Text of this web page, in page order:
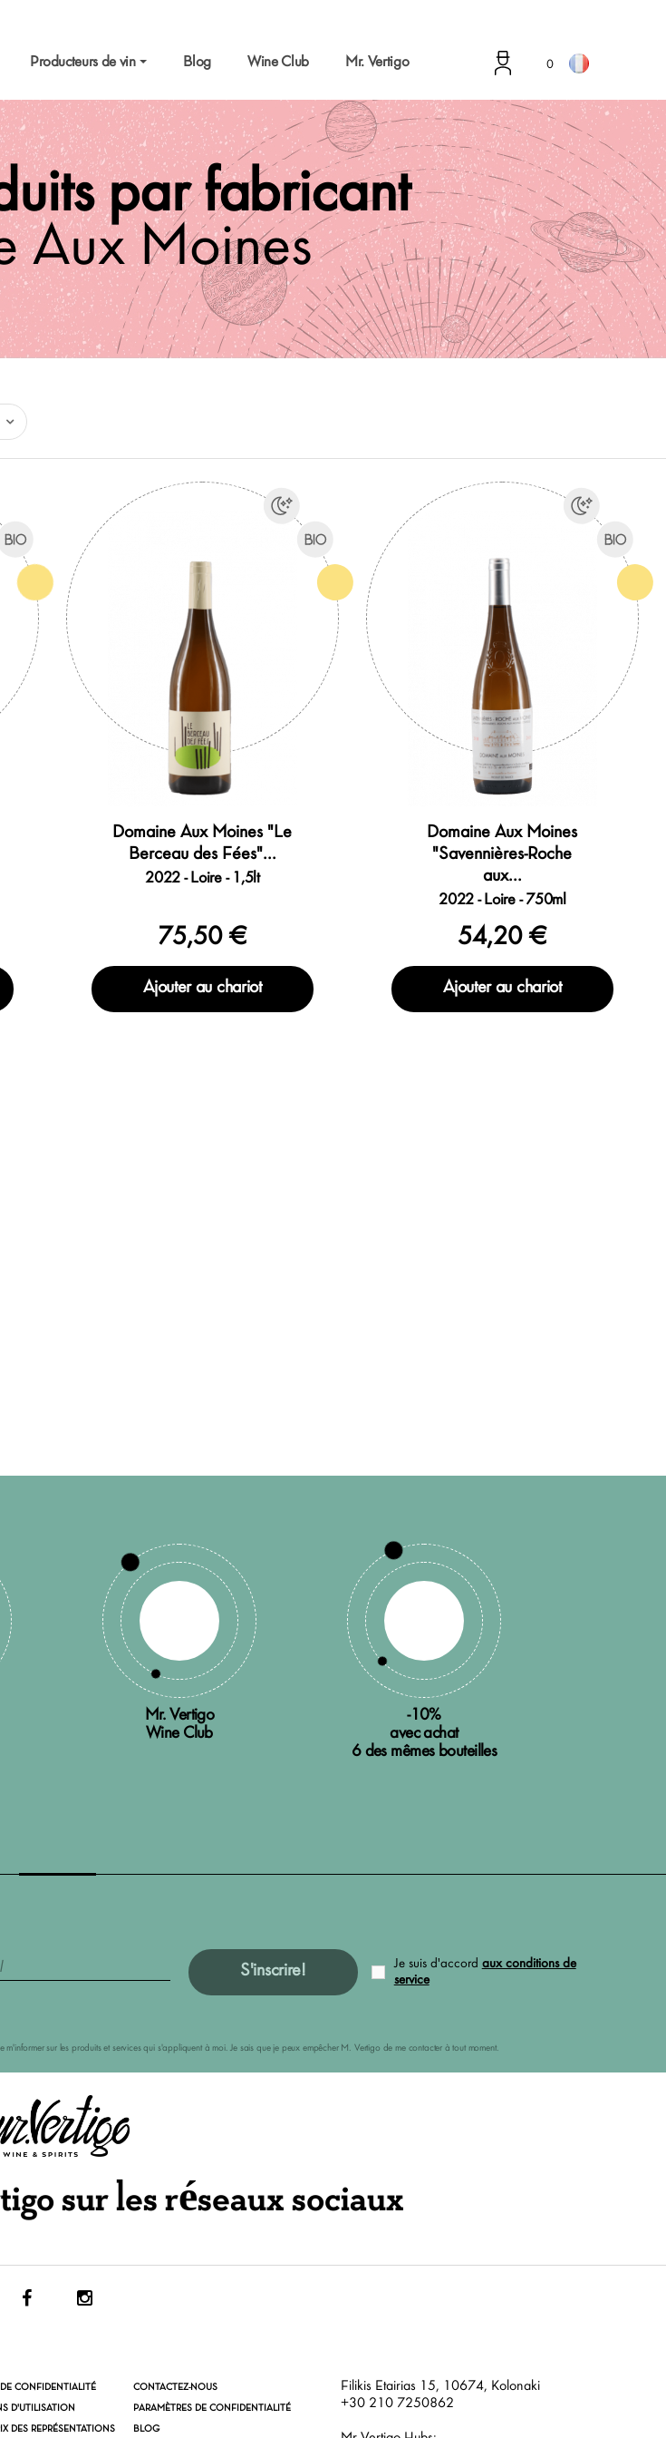
Producteurs de vin Blog Wine Club Mr. Vertigo 0
par fabricant
Aux Moines
Domaine Aux Moines "Le
Berceau des Fées"...
2022 - Loire - 1,5lt
75,50 €
Ajouter au chariot
Domaine Aux Moines
"Savennières-Roche
aux...
2022 - Loire - 750ml
54,20 €
Ajouter au chariot
Mr. Vertigo
Wine Club
-10%
avec achat
6 des mêmes bouteilles
S'inscrire! Je suis d'accord aux conditions de
service
sur les produits et services qui s'appliquent à moi. Je sais que je peux empêcher M. Vertigo de me contacter à tout moment.
sur les réseaux sociaux
CONFIDENTIALITÉ
D'UTILISATION
DES REPRÉSENTATIONS
CONTACTEZ-NOUS
PARAMÈTRES DE CONFIDENTIALITÉ
BLOG
Filikis Etairias 15, 10674, Kolonaki
+30 210 7250862